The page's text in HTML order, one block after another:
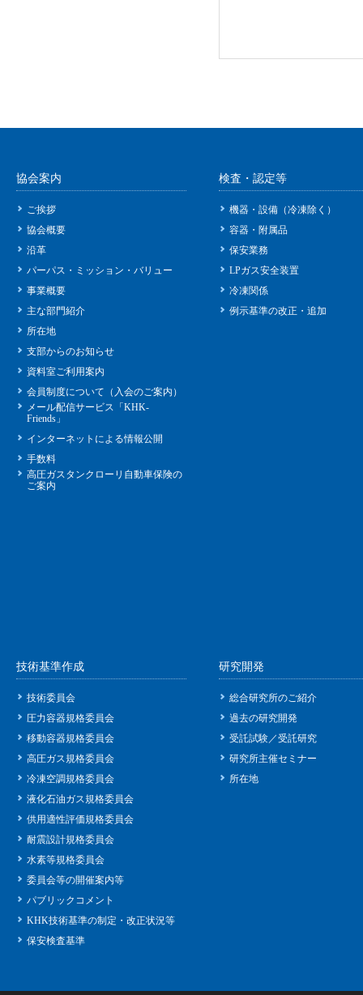
協会案内
ご挨拶
協会概要
沿革
パーパス・ミッション・バリュー
事業概要
主な部門紹介
所在地
支部からのお知らせ
資料室ご利用案内
会員制度について（入会のご案内）
メール配信サービス「KHK-
Friends」
インターネットによる情報公開
手数料
高圧ガスタンクローリ自動車保険の
ご案内
検査・認定等
機器・設備（冷凍除く）
容器・附属品
保安業務
LPガス安全装置
冷凍関係
例示基準の改正・追加
技術基準作成
技術委員会
圧力容器規格委員会
移動容器規格委員会
高圧ガス規格委員会
冷凍空調規格委員会
液化石油ガス規格委員会
供用適性評価規格委員会
耐震設計規格委員会
水素等規格委員会
委員会等の開催案内等
パブリックコメント
KHK技術基準の制定・改正状況等
保安検査基準
研究開発
総合研究所のご紹介
過去の研究開発
受託試験／受託研究
研究所主催セミナー
所在地